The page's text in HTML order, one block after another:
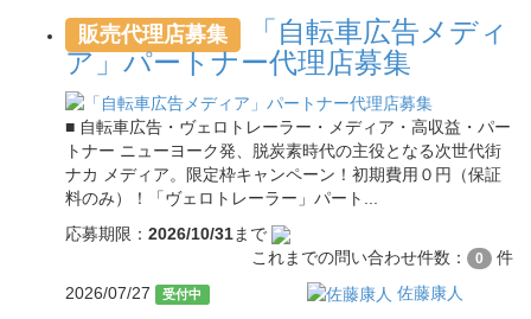
販売代理店募集
「自転車広告メディ
ア」パートナー代理店募集
■ 自転車広告・ヴェロトレーラー・メディア・高収益・パー
トナー ニューヨーク発、脱炭素時代の主役となる次世代街
ナカ メディア。限定枠キャンペーン！初期費用０円（保証
料のみ）！「ヴェロトレーラー」パート...
応募期限： 2026/10/31まで
これまでの問い合わせ件数：
0
件
2026/07/27
受付中 佐藤康人